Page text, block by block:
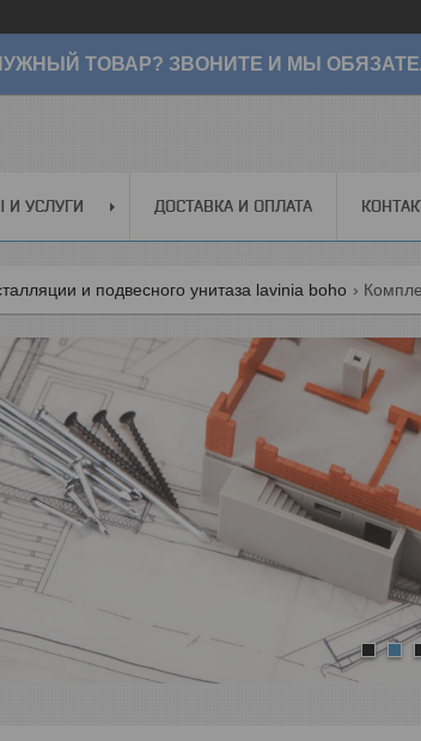
ТОВАР? ЗВОНИТЕ И МЫ
И УСЛУГИ ДОСТАВКА И ОПЛАТА
и подвесного унитаза lavinia boho